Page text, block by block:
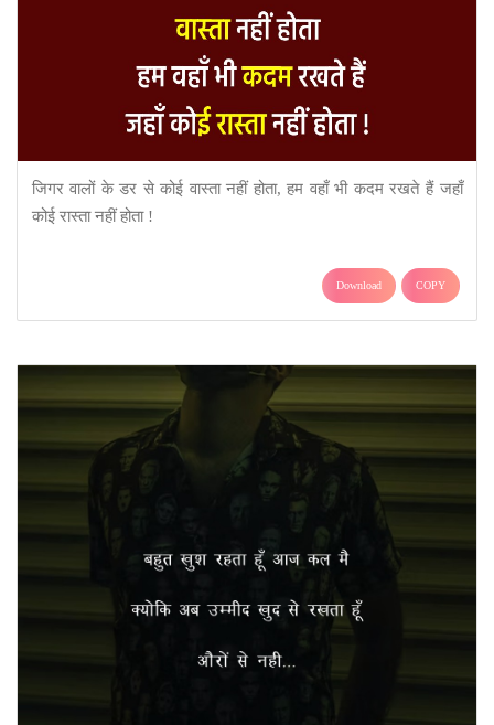
जिगर वालों के डर से कोई वास्ता नहीं होता, हम वहाँ भी कदम रखते हैं जहाँ
कोई रास्ता नहीं होता !
Download COPY